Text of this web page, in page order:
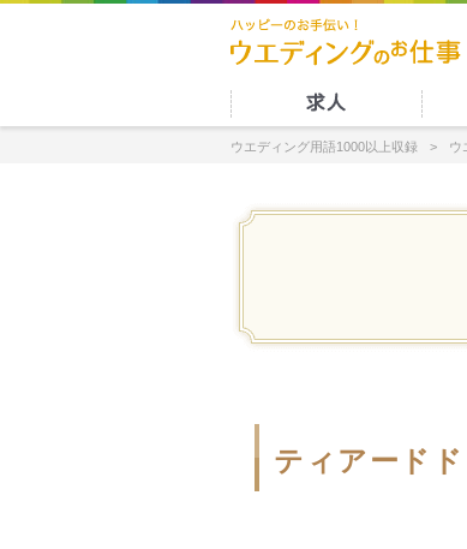
ウエディング用語1000以上収録 ウ
ティアード